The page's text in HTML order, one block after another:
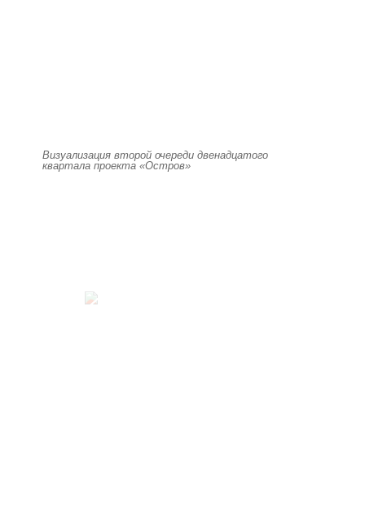
Визуализация второй очереди двенадцатого
квартала проекта «Остров»